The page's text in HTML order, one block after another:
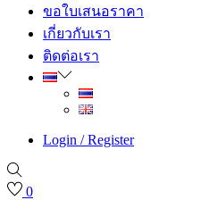
ขอใบเสนอราคา
เกี่ยวกับเรา
ติดต่อเรา
Login / Register
0